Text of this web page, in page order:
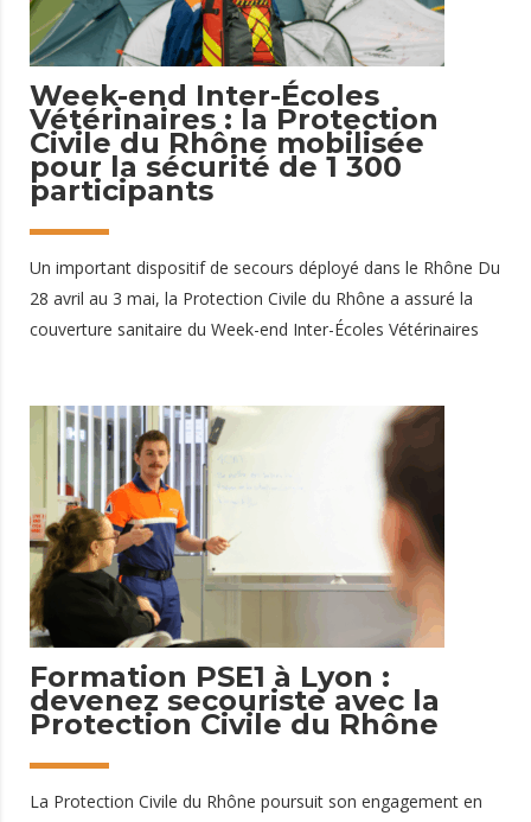
5 mai 2026
Week-end Inter-Écoles
Vétérinaires : la Protection
Civile du Rhône mobilisée
pour la sécurité de 1 300
participants
Un important dispositif de secours déployé dans le Rhône Du
28 avril au 3 mai, la Protection Civile du Rhône a assuré la
couverture sanitaire du Week-end Inter-Écoles Vétérinaires
tous les participants, un important Dispositif Prévisionnel de
Secours (DPS) a été mis en place, mobilisant des équipes de
secouristes jour et nuit tout au long de l'événement. 118
bénévoles mobilisés au service de la sécurité Pour répondre
aux besoins de ce dispositif de grande ampleur, ce sont : 115
bénévoles de
Formation PSE1 à Lyon :
devenez secouriste avec la
Protection Civile du Rhône
La Protection Civile du Rhône poursuit son engagement en